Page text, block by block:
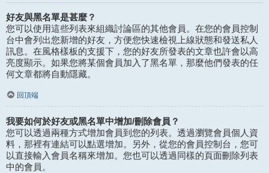
好友與黑名單是甚麼？
您可以使用這些列表來組織討論區的其他會員。在您的會員控制
台中會列出您新增的好友，方便您快速檢視上線狀態和發送私人
訊息。在風格樣板的支援下，您的好友所發表的文章也許會以高
亮度顯示。如果您將某個會員加入了黑名單，那麼他們發表的任
何文章都將自動隱藏。
回頂端
我要如何於好友或黑名單中增加/刪除會員？
您可以透過兩種方式增加會員到您的列表。透過瀏覽會員個人資
料，那裡有連結可以點選增加。另外，從您的會員控制台，您可
以直接輸入會員名稱來增加。您也可以透過同樣的頁面刪除列表
中的會員。